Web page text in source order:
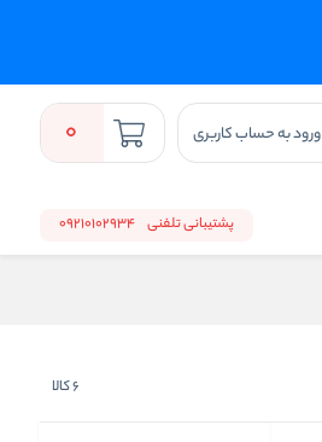
ورود به حساب کاربری 0
پشتیبانی تلفنی 09210102934
6کالا